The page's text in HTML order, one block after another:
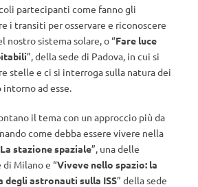
partecipanti come fanno gli
i transiti per osservare e riconoscere
nostro sistema solare, o “Fare luce
”, della sede di Padova, in cui si
stelle e ci si interroga sulla natura dei
ad esse.
il tema con un approccio più da
come debba essere vivere nella
La stazione spaziale”, una delle
Milano e “Viveve nello spazio: la
astronauti sulla ISS” della sede